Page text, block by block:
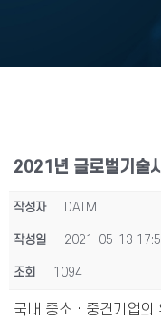
2021년 글로벌기술
작성자 DATM
작성일 2021-05-13
조회 1094
국내 중소ㆍ중견기업의